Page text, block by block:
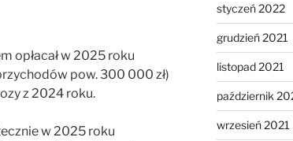
opłacał w 2025 roku
pow. 300 000 zł)
z 2024 roku.
w 2025 roku
styczeń 2022
grudzień 2021
listopad 2021
październik
wrzesień 2021